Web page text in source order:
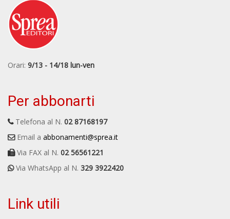
Orari: 9/13 - 14/18 lun-ven
Per abbonarti
Telefona al N. 02 87168197
Email a abbonamenti@sprea.it
Via FAX al N. 02 56561221
Via WhatsApp al N. 329 3922420
Link utili